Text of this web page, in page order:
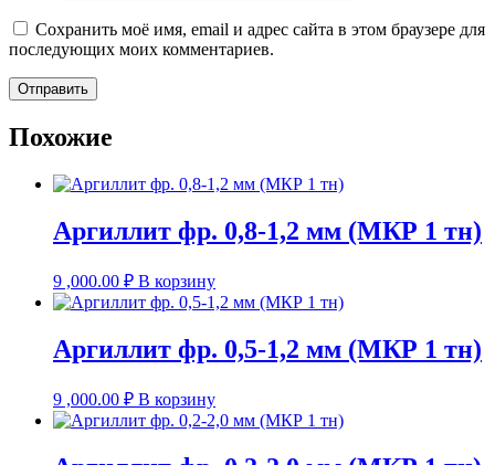
Сохранить моё имя, email и адрес сайта в этом браузере для
последующих моих комментариев.
Похожие
Аргиллит фр. 0,8-1,2 мм (МКР 1 тн)
9 ,000.00 ₽ В корзину
Аргиллит фр. 0,5-1,2 мм (МКР 1 тн)
9 ,000.00 ₽ В корзину